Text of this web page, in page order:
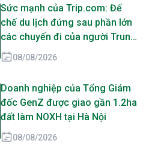
Sức mạnh của Trip.com: Đế
chế du lịch đứng sau phần lớn
các chuyến đi của người Trung
Quốc
08/08/2026
Doanh nghiệp của Tổng Giám
đốc GenZ được giao gần 1.2ha
đất làm NOXH tại Hà Nội
08/08/2026